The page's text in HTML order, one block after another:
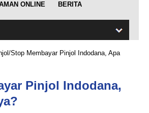
ONLINE BERITA
/Stop Membayar Pinjol Indodana, Apa
Pinjol Indodana,